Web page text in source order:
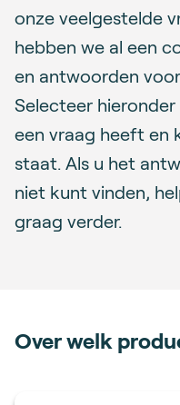
onze veelgestelde
hebben we al een
en antwoorden
Selecteer
een vraag heeft en
staat. Als u het
niet kunt vinden,
graag verder.
Over welk